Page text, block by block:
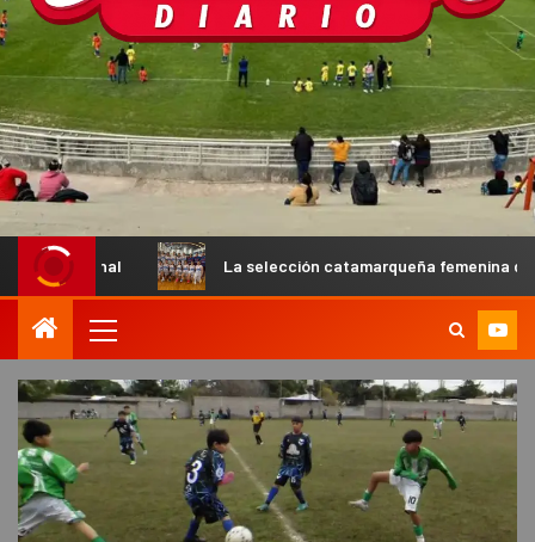
La selección catamarqueña femenina de básquet U13